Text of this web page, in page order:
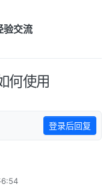
验交流
何使用
登录后回复
6:54